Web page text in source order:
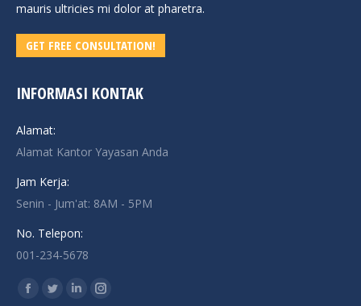
mauris ultricies mi dolor at pharetra.
GET FREE CONSULTATION!
INFORMASI KONTAK
Alamat:
Alamat Kantor Yayasan Anda
Jam Kerja:
Senin - Jum'at: 8AM - 5PM
No. Telepon:
001-234-5678
Find us on:
Facebook
TwitterLinkedinInstagram